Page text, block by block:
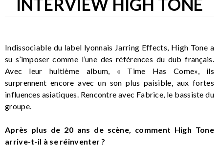
INTERVIEW HIGH TONE
Indissociable du label lyonnais Jarring Effects, High Tone a
su s’imposer comme l’une des références du dub français.
Avec leur huitième album, « Time Has Come», ils
surprennent encore avec un son plus paisible, aux fortes
influences asiatiques. Rencontre avec Fabrice, le bassiste du
groupe.
Après plus de 20 ans de scène, comment High Tone
arrive-t-il à se réinventer ?